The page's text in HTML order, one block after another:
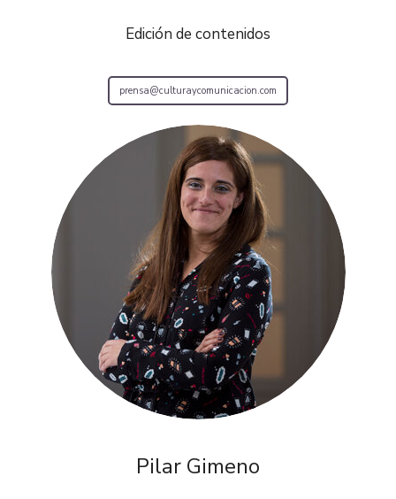
Edición de contenidos
prensa@culturaycomunicacion.com
Pilar Gimeno